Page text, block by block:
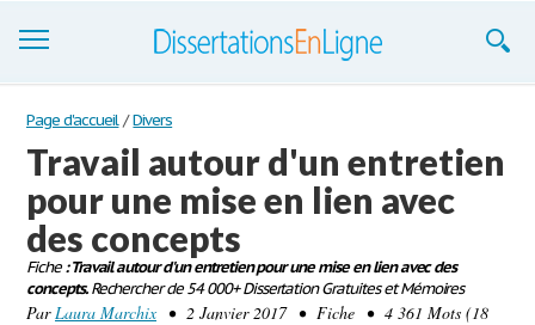
Dissertations
S'inscrire
Se connecter
Contactez-nous
Page d'accueil / Divers
Travail autour d'un entretien
pour une mise en lien avec
des concepts
Fiche: Travail autour d'un entretien pour une mise en lien avec des
concepts.Rechercher de 54 000+ Dissertation Gratuites et Mémoires
ParLaura Marchix• 2 Janvier 2017 • Fiche • 4 361 Mots (18